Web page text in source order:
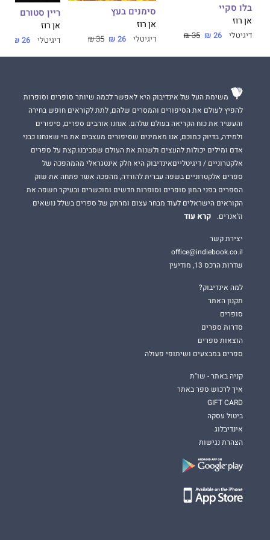
בלו סקיי
אן רוז
דיגיטלי 26 ₪
35 ₪
סימנים בעץ
אן רוז
דיגיטלי 26 ₪
35 ₪
ריין סטורם
אן רוז
דיגיטלי 26 ₪
משימת העל של אינדיבוק היא לאפשר לכמה שיותר סופרים וסופרות
להפיץ לעולם את הסיפורים והמסרים שלהם, לתת לקוראים חופש בחירה
והעשיר את כוח הקריאה בעולם שלהם. אנחנו אוהבים ספרים, סיפורים
ולמידה, בדיוק כמוכם, אנו מאמינים שסיפורים מעצבים את מי שאנחנו כבני
אדם ומילים יכולות להעצים ולשנות את העולם שסביבנו.קצת על ספרים
אלקטרוניים / דיגיטלייםאינדיבוק היא חלק אינטגראלי מהמהפכה של
ספרים אלקטרוניים בשפה עברית להורדה, מהפכה אשר פתחה את שוק
הספרים בפני המון סופרים וסופרות חדשים ומוכשרים ובעיקר חשפה את
הקוראים הישראלים לעוד מבחר עצום ומרתק של ספרים בשלל נושאים
וז'אנרים.
קרא עוד
יצירת קשר
office@indiebook.co.il
שדרות הרכס 13, מודיעין
למה אינדיבוק?
תקנון האתר
סופרים
סדרות ספרים
הוצאות ספרים
ספרים במבצעים ושיתופי פעולה
קניה באתר - שו"ת
איך לרכוש ספר באתר
GIFT CARD
ביטול עסקה
אינדיבלוג
הצהרת נגישות